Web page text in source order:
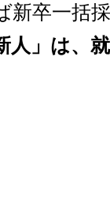
新卒一括
人」は、